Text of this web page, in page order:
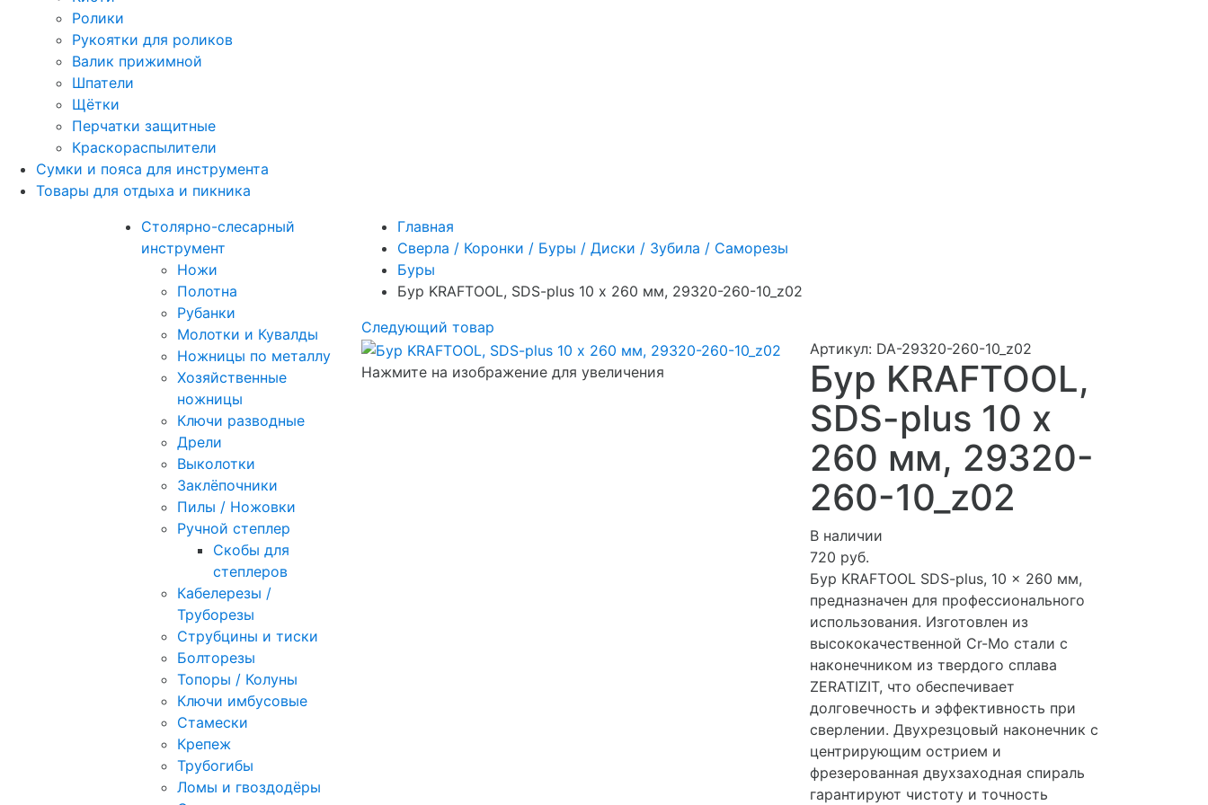
Ролики
Рукоятки для роликов
Валик прижимной
Шпатели
Щётки
Перчатки защитные
Краскораспылители
Сумки и пояса для инструмента
Товары для отдыха и пикника
Столярно-слесарный
инструмент
Ножи
Полотна
Рубанки
Молотки и Кувалды
Ножницы по металлу
Хозяйственные
ножницы
Ключи разводные
Дрели
Выколотки
Заклёпочники
Пилы / Ножовки
Ручной степлер
Скобы для
степлеров
Кабелерезы /
Труборезы
Струбцины и тиски
Болторезы
Топоры / Колуны
Ключи имбусовые
Стамески
Крепеж
Трубогибы
Ломы и гвоздодёры
Главная
Сверла / Коронки / Буры / Диски / Зубила / Саморезы
Буры
Бур KRAFTOOL, SDS-plus 10 х 260 мм, 29320-260-10_z02
Следующий товар
Нажмите на изображение для увеличения
Артикул: DA-29320-260-10_z02
Бур KRAFTOOL,
SDS-plus 10 х
260 мм, 29320-
260-10_z02
В наличии
720 руб.
Бур KRAFTOOL SDS-plus, 10 x 260 мм,
предназначен для профессионального
использования. Изготовлен из
высококачественной Cr-Mo стали с
наконечником из твердого сплава
ZERATIZIT, что обеспечивает
долговечность и эффективность при
сверлении. Двухрезцовый наконечник с
центрирующим острием и
фрезерованная двухзаходная спираль
гарантируют чистоту и точность